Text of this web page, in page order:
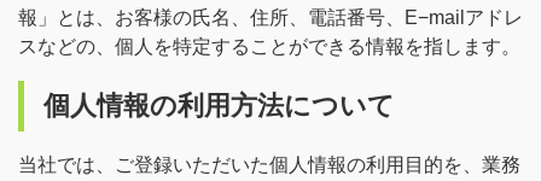
報」とは、お客様の氏名、住所、電話番号、E−mailアドレ
スなどの、個人を特定することができる情報を指します。
個人情報の利用方法について
当社では、ご登録いただいた個人情報の利用目的を、業務